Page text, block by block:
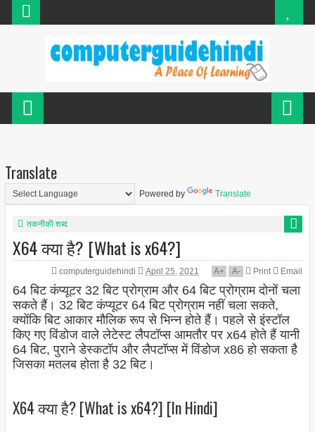
Translate
Powered by Translate
तकनीकी शब्द
X64 क्या है? [What is x64?]
computerguidehindi April 25, 2021 A+ A- Print Email
64 बिट कंप्यूटर 32 बिट प्रोग्राम और 64 बिट प्रोग्राम दोनों चला
सकते हैं। 32 बिट कंप्यूटर 64 बिट प्रोग्राम नहीं चला सकते,
क्योंकि बिट आकार मौलिक रूप से भिन्न होते हैं। पहले से इंस्टॉल
किए गए विंडोज वाले लेटेस्ट लैपटॉप्स आमतौर पर x64 होते हैं यानी
64 बिट, पुराने डेस्कटॉप और लैपटॉप्स में विंडोज x86 हो सकता है
जिसका मतलब होता है 32 बिट।
X64 क्या है? [What is x64?] [In Hindi]